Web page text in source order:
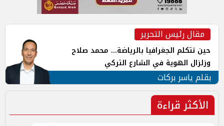
مقال رئيس التحرير
حين تتكلم الجغرافيا بالرياضة... محمد صلاح
وزلزال الهوية في الشارع التركي
بقلم ياسر بركات
الأكثر قراءة